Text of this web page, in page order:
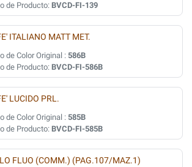
de Producto: BVCD-FI-139
ITALIANO MATT MET.
de Color Original : 586B
de Producto: BVCD-FI-586B
LUCIDO PRL.
de Color Original : 585B
de Producto: BVCD-FI-585B
FLUO (COMM.) (PAG.107/MAZ.1)